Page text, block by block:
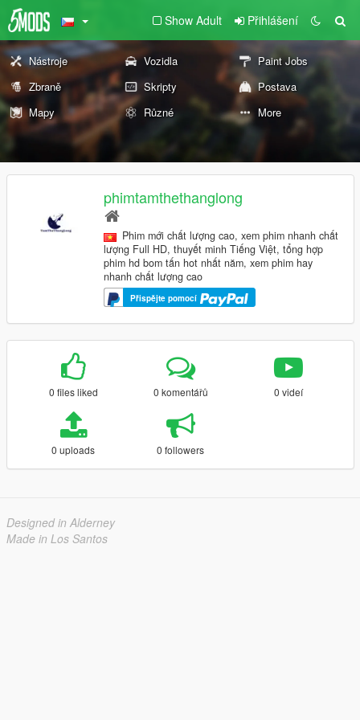
Show Adult Přihlášení
Nástroje Vozidla
Paint Jobs
Zbraně
Skripty
Postava
Mapy
Různé More
phimtamthethanglong
Phim mới chất lượng cao, xem phim nhanh chất
lượng Full HD, thuyết minh Tiếng Việt, tổng hợp
phim hd bom tấn hot nhất năm, xem phim hay
nhanh chất lượng cao
Přispějte pomocí
0 files liked 0 komentářů 0 videí
0 uploads 0 followers
Designed in Alderney
Made in Los Santos